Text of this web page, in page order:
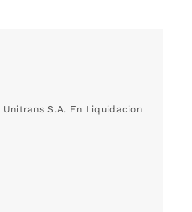
S.A. En Liquidacion